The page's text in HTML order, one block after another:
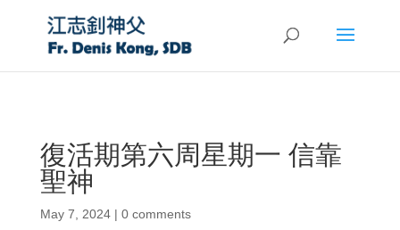
復活期第六周星期一 信靠
聖神
May 7, 2024| 0 comments